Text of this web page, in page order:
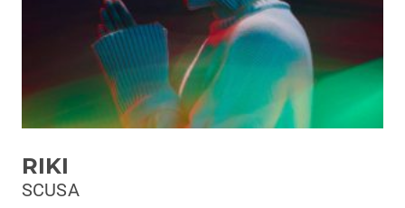
Novità
Subasio Playlist
Web Radio
Radio Subasio
Radio Subasio +
RIKI
SCUSA